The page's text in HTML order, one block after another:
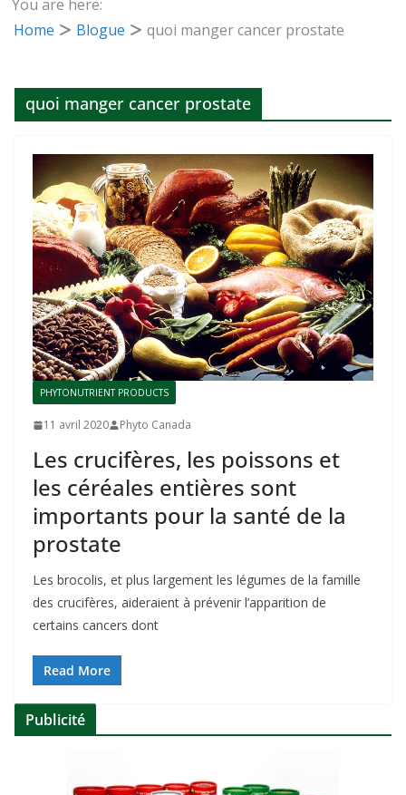
You are here:
Home
Blogue quoi manger cancer prostate
quoi manger cancer prostate
PHYTONUTRIENT PRODUCTS
11 avril 2020 Phyto Canada
Les crucifères, les poissons et
les céréales entières sont
importants pour la santé de la
prostate
Les brocolis, et plus largement les légumes de la famille
des crucifères, aideraient à prévenir l’apparition de
certains cancers dont
Read More
Publicité